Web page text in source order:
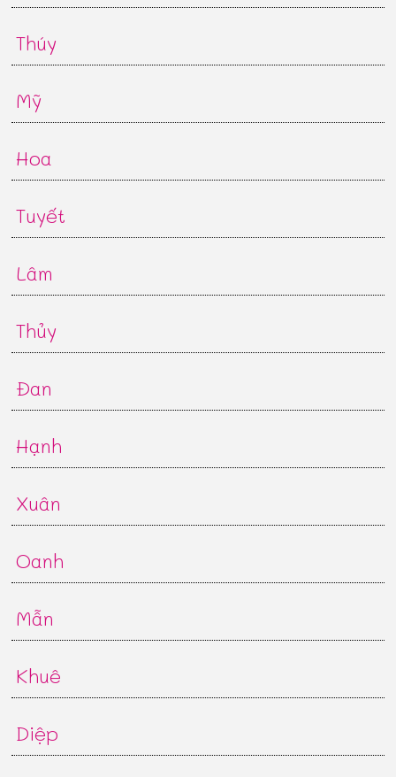
Thúy
Mỹ
Hoa
Tuyết
Lâm
Thủy
Đan
Hạnh
Xuân
Oanh
Mẫn
Khuê
Diệp